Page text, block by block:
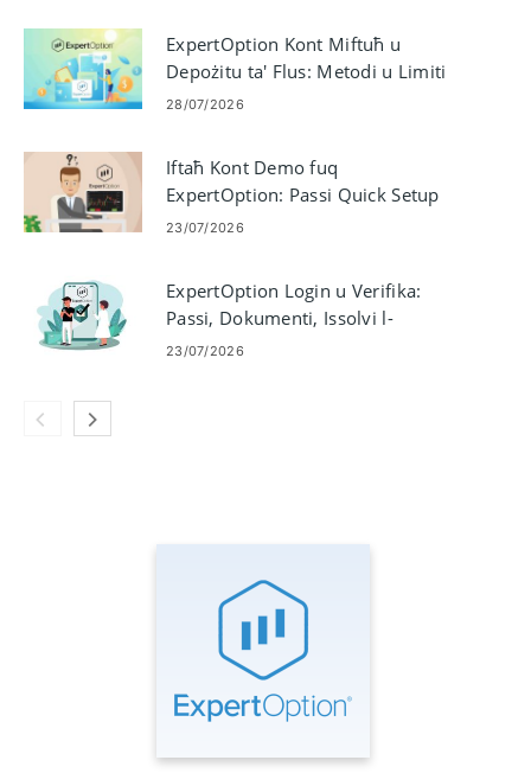
ExpertOption Kont Miftuħ u
Depożitu ta' Flus: Metodi u Limiti
28/07/2026
Iftaħ Kont Demo fuq
ExpertOption: Passi Quick Setup
23/07/2026
ExpertOption Login u Verifika:
Passi, Dokumenti, Issolvi l-
problemi
23/07/2026